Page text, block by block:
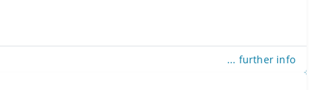
... further info